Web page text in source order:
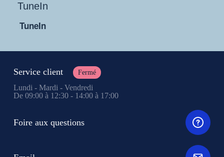
TuneIn
Service client Fermé
Lundi - Mardi - Vendredi
De 09:00 à 12:30 - 14:00 à 17:00
Foire aux questions